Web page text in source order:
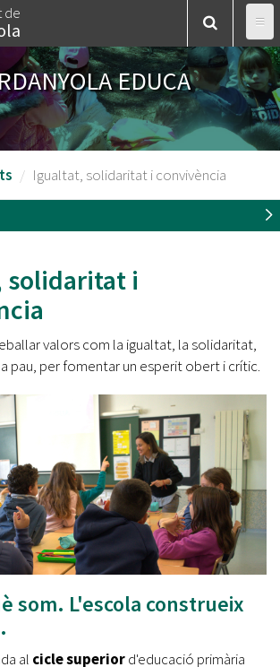
de
EDUCA
Igualtat, solidaritat i convivència
solidaritat i
valors com la igualtat, la solidaritat,
pau, per fomentar un esperit obert i crític.
som. L'escola construeix
al cicle superiord'educació primària